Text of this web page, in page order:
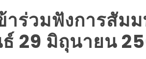
าร่วมฟังการสัม
29 มิถุนายน